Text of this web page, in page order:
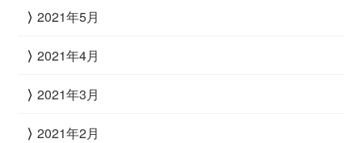
2021年5月
2021年4月
2021年3月
2021年2月